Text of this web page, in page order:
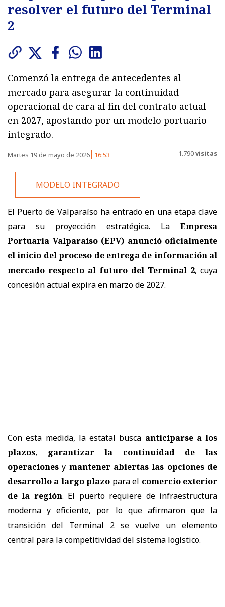
resolver el futuro del Terminal
2
Comenzó la entrega de antecedentes al
mercado para asegurar la continuidad
operacional de cara al fin del contrato actual
en 2027, apostando por un modelo portuario
integrado.
Martes 19 de mayo de 2026 16:53 1.790visitas
MODELO INTEGRADO
El Puerto de Valparaíso ha entrado en una etapa clave
para su proyección estratégica. La Empresa
Portuaria Valparaíso (EPV) anunció oficialmente
el inicio del proceso de entrega de información al
mercado respecto al futuro del Terminal 2, cuya
concesión actual expira en marzo de 2027.
Con esta medida, la estatal busca anticiparse a los
plazos, garantizar la continuidad de las
operaciones y mantener abiertas las opciones de
desarrollo a largo plazo para el comercio exterior
de la región. El puerto requiere de infraestructura
moderna y eficiente, por lo que afirmaron que la
transición del Terminal 2 se vuelve un elemento
central para la competitividad del sistema logístico.